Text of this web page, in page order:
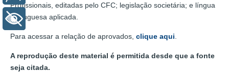
Profissionais, editadas pelo CFC; legislação societária; e língua
portuguesa aplicada.
Para acessar a relação de aprovados, clique aqui
A reprodução deste material é permitida desde que a fonte
seja citada.
+ Acessibilidade